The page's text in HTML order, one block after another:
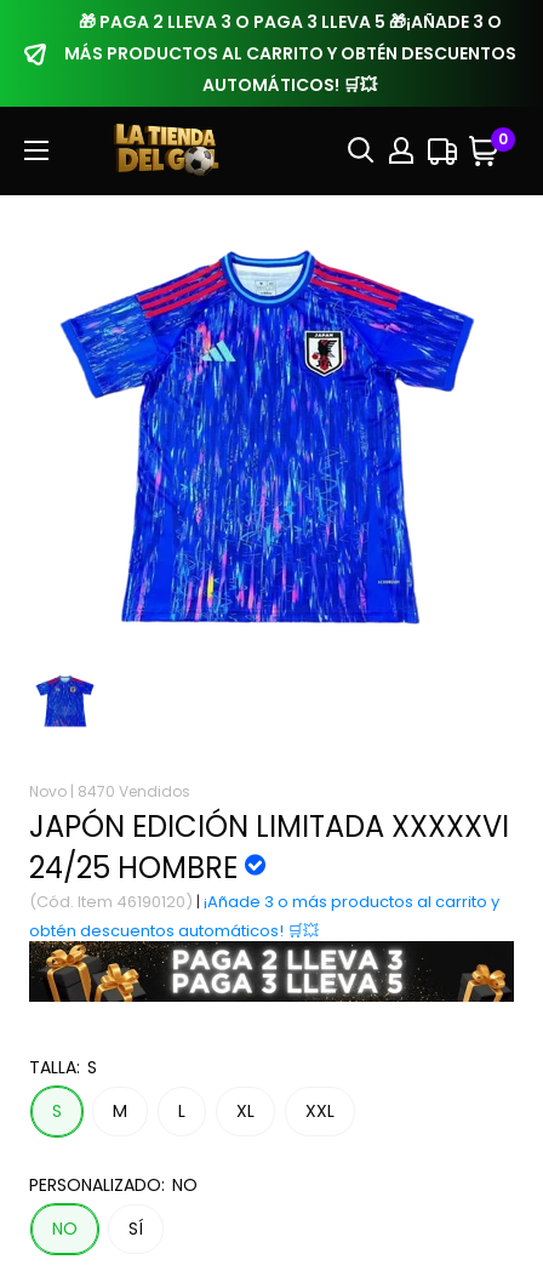
🎁 PAGA 2 LLEVA 3 O PAGA 3 LLEVA 5 🎁¡AÑADE 3 O
MÁS PRODUCTOS AL CARRITO Y OBTÉN DESCUENTOS
AUTOMÁTICOS! 🛒💥
0
Novo | 8470 Vendidos
JAPÓN EDICIÓN LIMITADA XXXXXVI
24/25 HOMBRE
(Cód. Item 46190120) | ¡Añade 3 o más productos al carrito y
obtén descuentos automáticos! 🛒💥
TALLA: S
S
M L XL XXL
PERSONALIZADO: NO
NO
SÍ